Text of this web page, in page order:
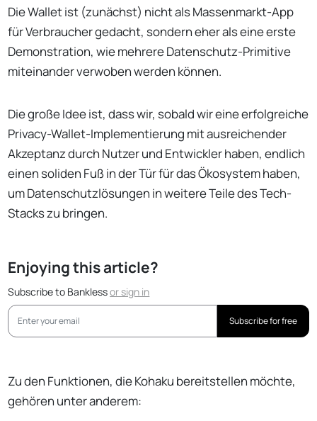
Die Wallet ist (zunächst) nicht als Massenmarkt-App
für Verbraucher gedacht, sondern eher als eine erste
Demonstration, wie mehrere Datenschutz-Primitive
miteinander verwoben werden können.
Die große Idee ist, dass wir, sobald wir eine erfolgreiche
Privacy-Wallet-Implementierung mit ausreichender
Akzeptanz durch Nutzer und Entwickler haben, endlich
einen soliden Fuß in der Tür für das Ökosystem haben,
um Datenschutzlösungen in weitere Teile des Tech-
Stacks zu bringen.
Enjoying this article?
Subscribe to Banklessorsign in
Subscribe for free
Zu den Funktionen, die Kohaku bereitstellen möchte,
gehören unter anderem: